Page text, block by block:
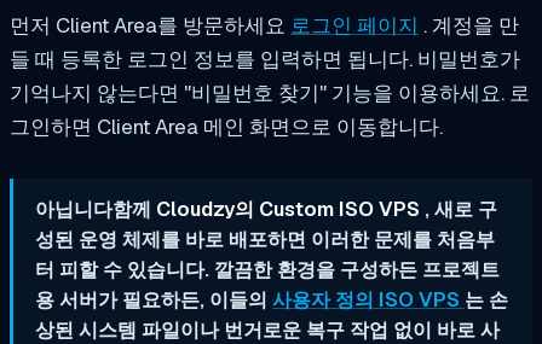
먼저 Client Area를 방문하세요 로그인 페이지 . 계정을 만
들 때 등록한 로그인 정보를 입력하면 됩니다. 비밀번호가
기억나지 않는다면 "비밀번호 찾기" 기능을 이용하세요. 로
그인하면 Client Area 메인 화면으로 이동합니다.
아닙니다함께 Cloudzy의 Custom ISO VPS , 새로 구
성된 운영 체제를 바로 배포하면 이러한 문제를 처음부
터 피할 수 있습니다. 깔끔한 환경을 구성하든 프로젝트
용 서버가 필요하든, 이들의사용자 정의 ISO VPS 는 손
상된 시스템 파일이나 번거로운 복구 작업 없이 바로 사